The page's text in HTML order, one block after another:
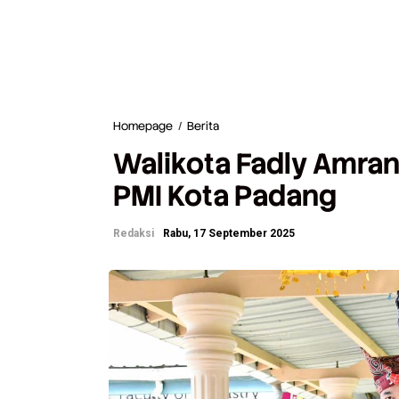
Homepage / Berita
l
i
k
o
a
a
d
l
A
m
Walikota Fadly
PMI Kota Padang
Redaksi Rabu, 17 September 2025